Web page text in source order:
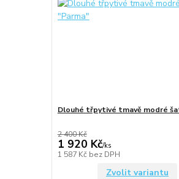
Dlouhé třpytivé tmavě modré
2 400 Kč
1 920 Kč/ks
1 587 Kč bez DPH
Zvolit variantu